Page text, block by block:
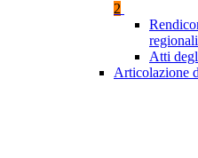
2
Atti
Articolazione